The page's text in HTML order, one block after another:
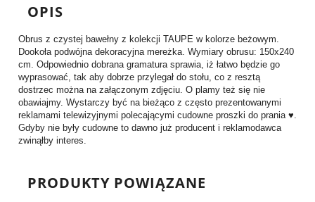
OPIS
Obrus z czystej bawełny z kolekcji TAUPE w kolorze beżowym.
Dookoła podwójna dekoracyjna mereżka. Wymiary obrusu: 150x240
cm. Odpowiednio dobrana gramatura sprawia, iż łatwo będzie go
wyprasować, tak aby dobrze przylegał do stołu, co z resztą
dostrzec można na załączonym zdjęciu. O plamy też się nie
obawiajmy. Wystarczy być na bieżąco z często prezentowanymi
reklamami telewizyjnymi polecającymi cudowne proszki do prania ♥.
Gdyby nie były cudowne to dawno już producent i reklamodawca
zwinąłby interes.
PRODUKTY POWIĄZANE